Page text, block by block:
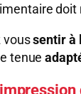
doit
voussentir à
tenue